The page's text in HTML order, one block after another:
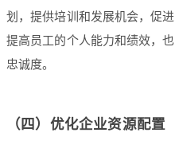
划，提供培训和发展机会，促
提高员工的个人能力和绩效，
忠诚度。
（四）优化企业资源配置